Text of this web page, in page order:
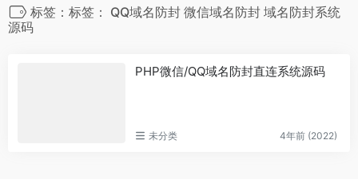
标签：标签： QQ域名防封 微信域名防封 域名防封系统
源码
PHP微信/QQ域名防封直连系统源码
未分类 4年前 (2022)